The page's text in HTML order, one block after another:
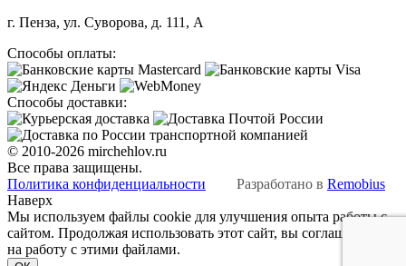
г. Пенза, ул. Суворова, д. 111, А
Способы оплаты:
Способы доставки:
© 2010-2026 mirchehlov.ru
Все права защищены.
Политика конфиденциальности
Разработано в Remobius
Наверх
Мы используем файлы cookie для улучшения опыта работы с
сайтом. Продолжая использовать этот сайт, вы соглашаетесь
на работу с этими файлами.